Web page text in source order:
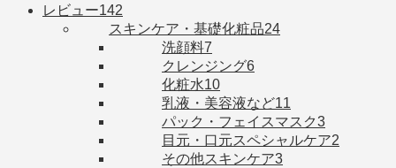
レビュー142
スキンケア・基礎化粧品24
洗顔料7
クレンジング6
化粧水10
乳液・美容液など11
パック・フェイスマスク3
目元・口元スペシャルケア2
その他スキンケア3